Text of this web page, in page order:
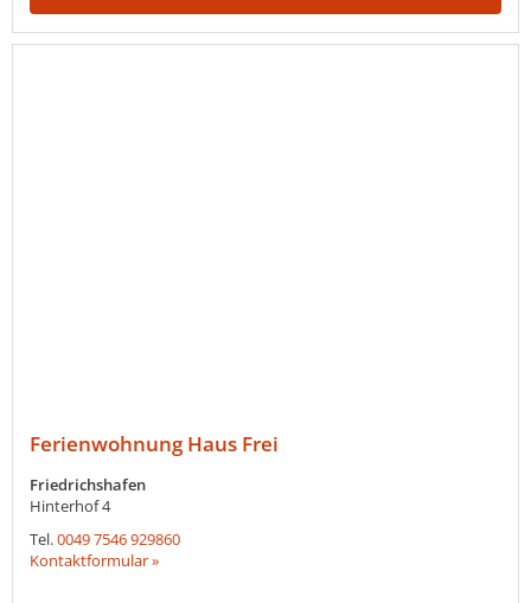
Ferienwohnung Haus Frei
Friedrichshafen
Hinterhof 4
Tel.0049 7546 929860
Kontaktformular »